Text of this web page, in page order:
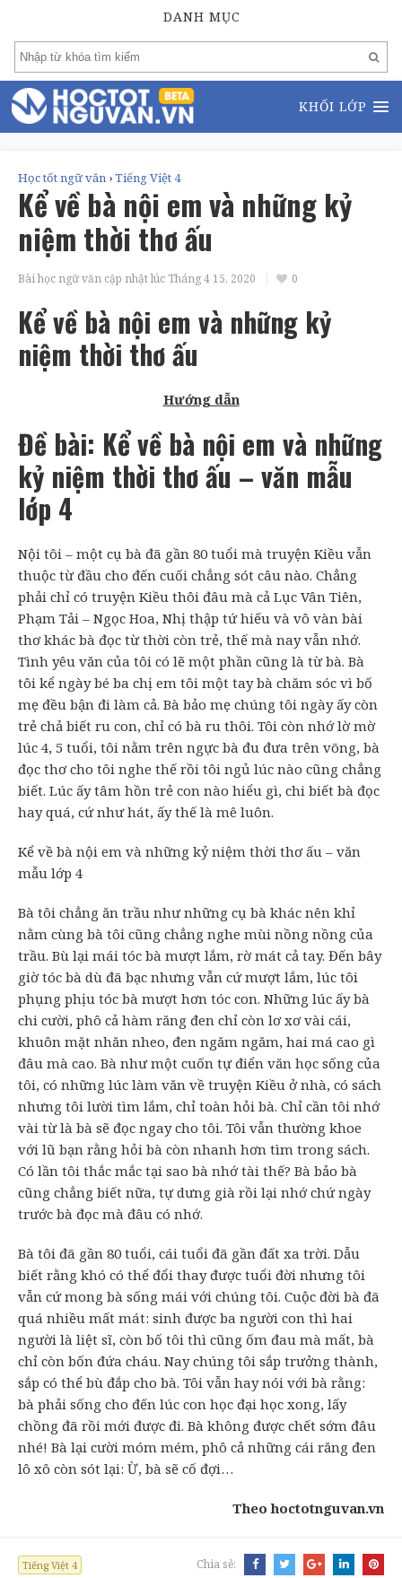
DANH MỤC
KHỐI LỚP
Học tốt ngữ văn ›Tiếng Việt 4
Kể về bà nội em và những kỷ
niệm thời thơ ấu
Bài học ngữ văn cập nhật lúc Tháng 4 15, 2020 0
Kể về bà nội em và những kỷ
niệm thời thơ ấu
Hướng dẫn
Đề bài: Kể về bà nội em và những
kỷ niệm thời thơ ấu – văn mẫu
lớp 4
Nội tôi – một cụ bà đã gần 80 tuổi mà truyện Kiều vẫn
thuộc từ đầu cho đến cuối chẳng sót câu nào. Chẳng
phải chỉ có truyện Kiều thôi đâu mà cả Lục Vân Tiên,
Phạm Tải – Ngọc Hoa, Nhị thập tứ hiếu và vô vàn bài
thơ khác bà đọc từ thời còn trẻ, thế mà nay vẫn nhớ.
Tình yêu văn của tôi có lẽ một phần cũng là từ bà. Bà
tôi kể ngày bé ba chị em tôi một tay bà chăm sóc vì bố
mẹ đều bận đi làm cả. Bà bảo mẹ chúng tôi ngày ấy còn
trẻ chả biết ru con, chỉ có bà ru thôi. Tôi còn nhớ lờ mờ
lúc 4, 5 tuổi, tôi nằm trên ngực bà đu đưa trên võng, bà
đọc thơ cho tôi nghe thế rồi tôi ngủ lúc nào cũng chẳng
biết. Lúc ấy tâm hồn trẻ con nào hiểu gì, chi biết bà đọc
hay quá, cứ như hát, ấy thế là mê luôn.
Kể về bà nội em và những kỷ niệm thời thơ ấu – văn
mẫu lớp 4
Bà tôi chẳng ăn trầu như những cụ bà khác nên khỉ
nằm cùng bà tôi cũng chẳng nghe mùi nồng nồng của
trầu. Bù lại mái tóc bà mượt lắm, rờ mát cả tay. Đến bây
giờ tóc bà dù đã bạc nhưng vẫn cứ mượt lắm, lúc tôi
phụng phịu tóc bà mượt hơn tóc con. Những lúc ấy bà
chi cười, phô cả hàm răng đen chỉ còn lơ xơ vài cái,
khuôn mặt nhăn nheo, đen ngăm ngăm, hai má cao gì
đâu mà cao. Bà như một cuốn tự điển văn học sống của
tôi, có những lúc làm văn về truyện Kiều ở nhà, có sách
nhưng tôi lười tìm lắm, chỉ toàn hỏi bà. Chỉ cần tôi nhớ
vài từ là bà sẽ đọc ngay cho tôi. Tôi vẫn thường khoe
với lũ bạn rằng hỏi bà còn nhanh hơn tìm trong sách.
Có lần tôi thắc mắc tại sao bà nhớ tài thế? Bà bảo bà
cũng chẳng biết nữa, tự dưng già rồi lại nhớ chứ ngày
trước bà đọc mà đâu có nhớ.
Bà tôi đã gần 80 tuổi, cái tuổi đã gần đất xa trời. Dẫu
biết rằng khó có thể đổi thay được tuổi đời nhưng tôi
vẫn cứ mong bà sống mái với chúng tôi. Cuộc đời bà đã
quá nhiều mất mát: sinh được ba người con thì hai
người là liệt sĩ, còn bố tôi thì cũng ốm đau mà mất, bà
chỉ còn bốn đứa cháu. Nay chúng tôi sắp trưởng thành,
sắp có thể bù đắp cho bà. Tôi vẫn hay nói với bà rằng:
bà phải sống cho đến lúc con học đại học xong, lấy
chồng đã rồi mới được đi. Bà không được chết sớm đâu
nhé! Bà lại cười móm mém, phô cả những cái răng đen
lô xô còn sót lại: Ừ, bà sẽ cố đợi…
Theo hoctotnguvan.vn
Tiếng Việt 4 Chia sẻ: